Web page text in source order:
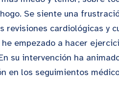
Se siente una
cardiológicas y
empezado a hacer
su intervención ha
en los seguimientos